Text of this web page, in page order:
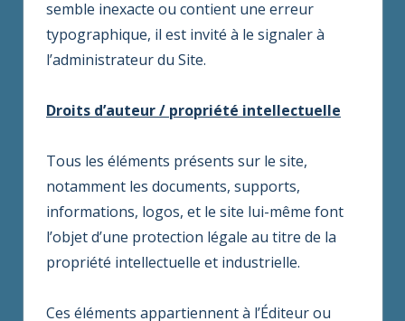
semble inexacte ou contient une erreur
typographique, il est invité à le signaler à
l’administrateur du Site.
Droits d’auteur / propriété intellectuelle
Tous les éléments présents sur le site,
notamment les documents, supports,
informations, logos, et le site lui-même font
l’objet d’une protection légale au titre de la
propriété intellectuelle et industrielle.
Ces éléments appartiennent à l’Éditeur ou